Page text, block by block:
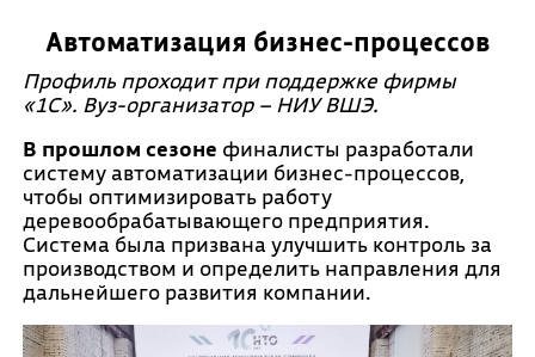
Автоматизация бизнес-процессов
Профиль проходит при поддержке фирмы
«1С». Вуз-организатор – НИУ ВШЭ.
В прошлом сезоне финалисты разработали
систему автоматизации бизнес-процессов,
чтобы оптимизировать работу
деревообрабатывающего предприятия.
Система была призвана улучшить контроль за
производством и определить направления для
дальнейшего развития компании.